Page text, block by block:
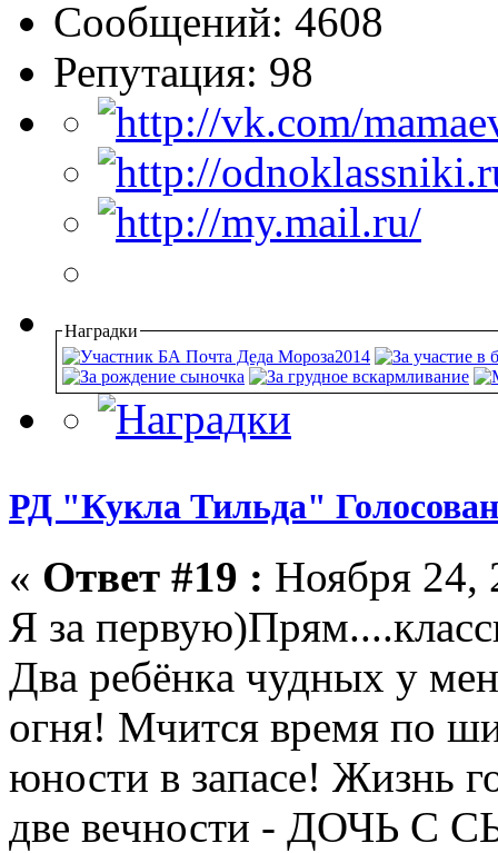
Сообщений: 4608
Репутация: 98
Наградки
РД "Кукла Тильда"
« Ответ #19 : Ноября 24,
Я за
Двa рeбёнкa чудных у
огня! Мчится врeмя по
юности в зaпaсe! Жизнь
двe вeчности - ДОЧЬ С